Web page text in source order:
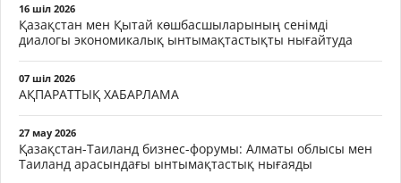
16 шіл 2026
Қазақстан мен Қытай көшбасшыларының сенімді
диалогы экономикалық ынтымақтастықты нығайтуда
07 шіл 2026
АҚПАРАТТЫҚ ХАБАРЛАМА
27 мау 2026
Қазақстан-Таиланд бизнес-форумы: Алматы облысы мен
Таиланд арасындағы ынтымақтастық нығаяды